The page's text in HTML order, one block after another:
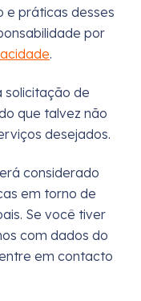
e práticas desses
por
.
solicitação de
que talvez não
desejados.
considerado
em torno de
Se você tiver
com dados do
em contacto